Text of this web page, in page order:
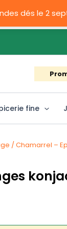
dés le 2
fine
/ Chamarrel –